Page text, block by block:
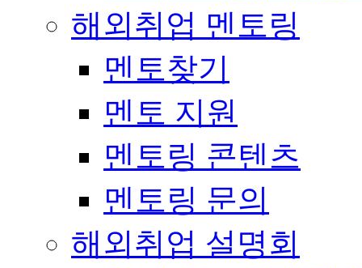
해외취업 멘토링
멘토찾기
멘토 지원
멘토링 콘텐츠
멘토링 문의
해외취업 설명회